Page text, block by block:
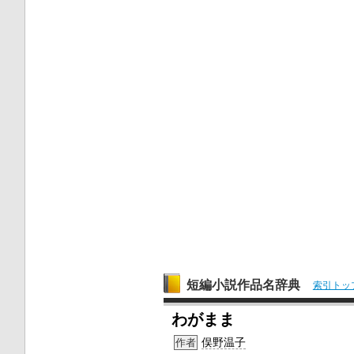
短編小説作品名辞典 索引トッ
わがまま
作者 俣野温子